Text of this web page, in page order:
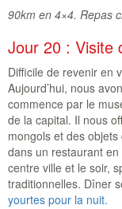
90km en 4×4. Repas
Jour 20 : Visite
Difficile de revenir en
Aujourd’hui, nous
commence par le
de la capital. Il nous
mongols et des
dans un restaurant
centre ville et le soir,
traditionnelles. Dîner
yourtes pour la nuit.